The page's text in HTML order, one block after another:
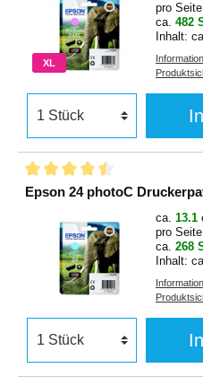
XL
pro Seite
ca. 482
Inhalt:
Epson 24 photoC
ca. 13.1
pro Seite
ca. 268
Inhalt: